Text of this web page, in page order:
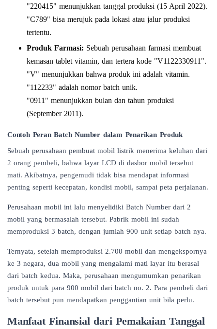
"220415" menunjukkan tanggal produksi (15 April 2022).
"C789" bisa merujuk pada lokasi atau jalur produksi
tertentu.
Produk Farmasi: Sebuah perusahaan farmasi membuat
kemasan tablet vitamin, dan tertera kode "V1122330911".
"V" menunjukkan bahwa produk ini adalah vitamin.
"112233" adalah nomor batch unik.
"0911" menunjukkan bulan dan tahun produksi
(September 2011).
Contoh Peran Batch Number dalam Penarikan Produk
Sebuah perusahaan pembuat mobil listrik menerima keluhan dari
2 orang pembeli, bahwa layar LCD di dasbor mobil tersebut
mati. Akibatnya, pengemudi tidak bisa mendapat informasi
penting seperti kecepatan, kondisi mobil, sampai peta perjalanan.
Perusahaan mobil ini lalu menyelidiki Batch Number dari 2
mobil yang bermasalah tersebut. Pabrik mobil ini sudah
memproduksi 3 batch, dengan jumlah 900 unit setiap batch nya.
Ternyata, setelah memproduksi 2.700 mobil dan mengekspornya
ke 3 negara, dua mobil yang mengalami mati layar itu berasal
dari batch kedua. Maka, perusahaan mengumumkan penarikan
produk untuk para 900 mobil dari batch no. 2. Para pembeli dari
batch tersebut pun mendapatkan penggantian unit bila perlu.
Manfaat Finansial dari Pemakaian Tanggal